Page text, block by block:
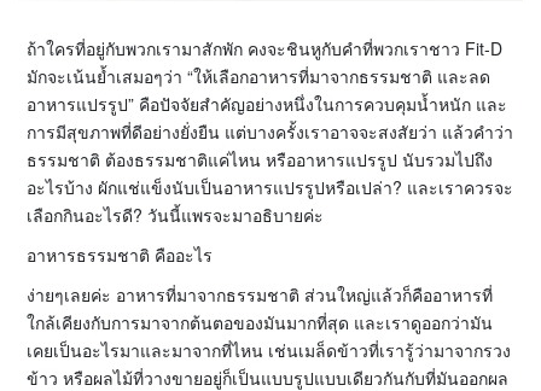
ถ้าใครที่อยู่กับพวกเรามาสักพัก คงจะชินหูกับคำที่พวกเราชาว Fit-D
มักจะเน้นย้ำเสมอๆว่า “ให้เลือกอาหารที่มาจากธรรมชาติ และลด
อาหารแปรรูป” คือปัจจัยสำคัญอย่างหนึ่งในการควบคุมน้ำหนัก และ
การมีสุขภาพที่ดีอย่างยั่งยืน แต่บางครั้งเราอาจจะสงสัยว่า แล้วคำว่า
ธรรมชาติ ต้องธรรมชาติแค่ไหน หรืออาหารแปรรูป นับรวมไปถึง
อะไรบ้าง ผักแช่แข็งนับเป็นอาหารแปรรูปหรือเปล่า? และเราควรจะ
เลือกกินอะไรดี? วันนี้แพรจะมาอธิบายค่ะ
อาหารธรรมชาติ คืออะไร
ง่ายๆเลยค่ะ อาหารที่มาจากธรรมชาติ ส่วนใหญ่แล้วก็คืออาหารที่
ใกล้เคียงกับการมาจากต้นตอของมันมากที่สุด และเราดูออกว่ามัน
เคยเป็นอะไรมาและมาจากที่ไหน เช่นเมล็ดข้าวที่เรารู้ว่ามาจากรวง
ข้าว หรือผลไม้ที่วางขายอยู่ก็เป็นแบบรูปแบบเดียวกันกับที่มันออกผล